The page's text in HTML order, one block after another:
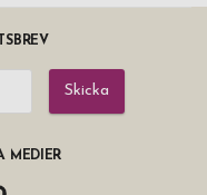
Skicka
MEDIER